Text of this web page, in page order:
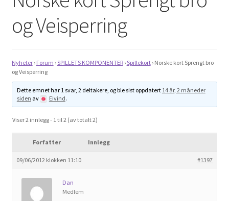
English
My Account
Spilleregler
Om spillet
Videoer
Kontakt
og Veisperring
Nyheter › Forum ›SPILLETS KOMPONENTER ›Spillekort › Norske kort Sprengt bro
og Veisperring
Dette emnet har 1 svar, 2 deltakere, og ble sist oppdatert 14 år, 2 måneder
siden av Eivind.
Viser 2 innlegg - 1 til 2 (av totalt 2)
Forfatter Innlegg
09/06/2012 klokken 11:10 #1397
Dan
Medlem